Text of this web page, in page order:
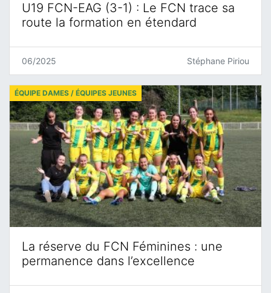
U19 FCN-EAG (3-1) : Le FCN trace sa
route la formation en étendard
06/2025 Stéphane Piriou
La réserve du FCN Féminines : une
permanence dans l’excellence
ÉQUIPE DAMES / ÉQUIPES JEUNES